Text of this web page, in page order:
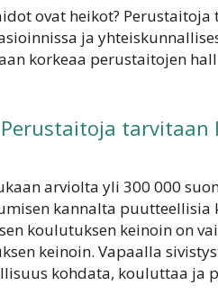
ovat heikot?
ja
korkeaa perustaitojen
Perustaitoja tarvitaan
arviolta yli 300 000
kannalta
koulutuksen keinoin on
keinoin. Vapaalla
kohdata, kouluttaa ja